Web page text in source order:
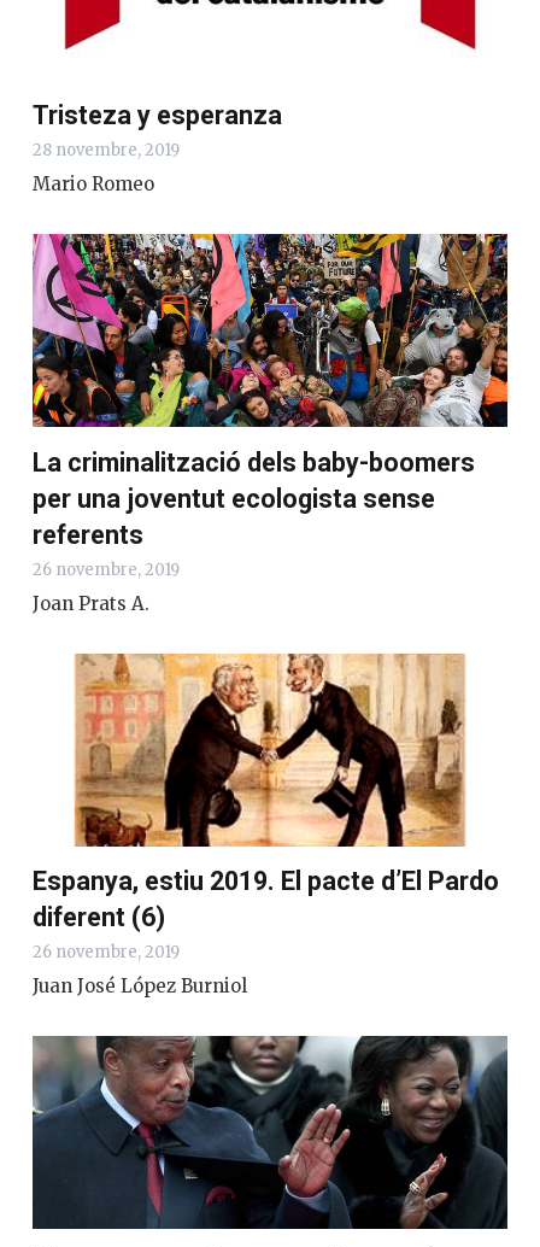
Tristeza y esperanza
28 novembre, 2019
Mario Romeo
La criminalització dels baby-boomers
per una joventut ecologista sense
referents
26 novembre, 2019
Joan Prats A.
Espanya, estiu 2019. El pacte d’El Pardo
diferent (6)
26 novembre, 2019
Juan José López Burniol